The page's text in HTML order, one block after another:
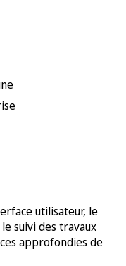
utilisateur, le
suivi des travaux
approfondies de